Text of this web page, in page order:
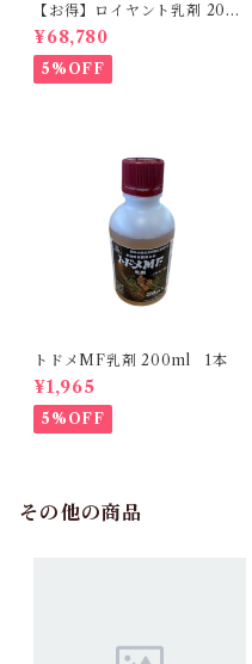
【お得】ロイヤント乳剤 200
ml 【1箱】20本入
¥68,780
5%OFF
トドメMF乳剤 200ml 1本
¥1,965
5%OFF
その他の商品